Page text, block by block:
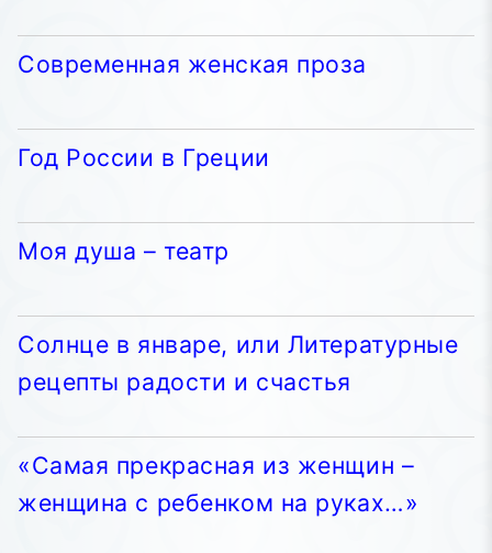
Современная женская проза
Год России в Греции
Моя душа – театр
Солнце в январе, или Литературные
рецепты радости и счастья
«Самая прекрасная из женщин –
женщина с ребенком на руках…»